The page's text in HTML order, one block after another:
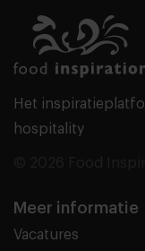
Het
hospitality
Meer informatie
Vacatures